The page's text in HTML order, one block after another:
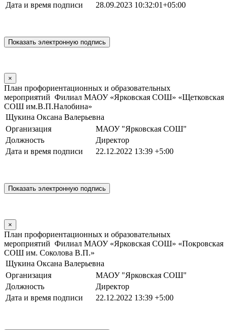
Дата и время подписи
28.09.2023 10:32:01+05:00
×
План профориентационных и образовательных
мероприятий Филиал МАОУ «Ярковская СОШ» «Щетковская
СОШ им.В.П.Налобина»
Щукина Оксана Валерьевна
Организация
МАОУ "Ярковская СОШ"
Должность
Директор
Дата и время подписи
22.12.2022 13:39 +5:00
×
План профориентационных и образовательных
мероприятий Филиал МАОУ «Ярковская СОШ» «Покровская
СОШ им. Соколова В.П.»
Щукина Оксана Валерьевна
Организация
МАОУ "Ярковская СОШ"
Должность
Директор
Дата и время подписи
22.12.2022 13:39 +5:00